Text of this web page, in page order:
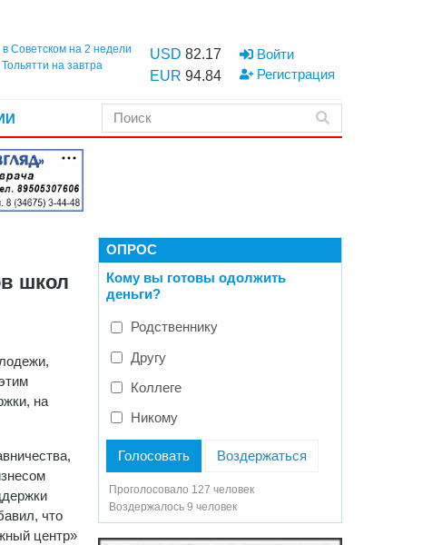
Советском на 2 недели
на завтра
USD 82.17
EUR 94.84
Войти
Регистрация
школ
на
что
центр»
ОПРОС
Кому вы готовы одолжить
деньги?
Родственнику
Другу
Коллеге
Никому
Голосовать Воздержаться
Проголосовало 127 человек
Воздержалось 9 человек